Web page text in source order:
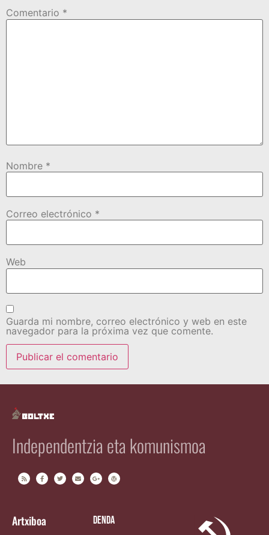
Comentario *
Nombre *
Correo electrónico *
Web
Guarda mi nombre, correo electrónico y web en este
navegador para la próxima vez que comente.
Independentzia eta komunismoa
Artxiboa Denda